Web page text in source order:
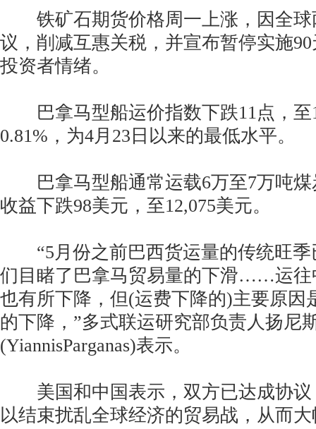
铁矿石期货价格周一上涨，因全球
议，削减互惠关税，并宣布暂停实施
投资者情绪。
巴拿马型船运价指数下跌11点，至
0.81%，为4月23日以来的最低水平。
巴拿马型船通常运载6万至7万吨煤
收益下跌98美元，至12,075美元。
“5月份之前巴西货运量的传统旺季
们目睹了巴拿马贸易量的下滑……运往
也有所下降，但(运费下降的)主要原因
的下降，”多式联运研究部负责人扬尼
(YiannisParganas)表示。
美国和中国表示，双方已达成协议
以结束扰乱全球经济的贸易战，从而